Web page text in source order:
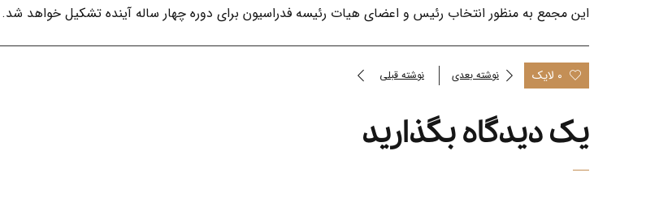
این مجمع به منظور انتخاب رئیس و اعضای هیات رئیسه فدراسیون برای دوره چهار ساله آینده تشکیل خواهد شد.
0 لایک نوشته قبلی نوشته بعدی
یک دیدگاه بگذارید